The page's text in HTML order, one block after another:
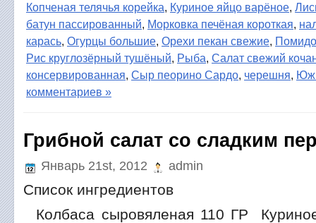
Копченая телячья корейка, Куриное яйцо варёное,
батун пассированный, Морковка печёная короткая,
карась, Огурцы большие, Орехи пекан свежие,
Рис круглозёрный тушёный, Рыба, Салат свежий
консервированная, Сыр пеорино Сардо, черешня,
комментариев »
Грибной салат со сладким
Январь 21st, 2012 admin
Список ингредиентов
Колбаса сыровяленая 110 ГР